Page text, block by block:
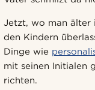
Jetzt, wo man älter
den Kindern
Dinge wie
mit seinen Initialen
richten.